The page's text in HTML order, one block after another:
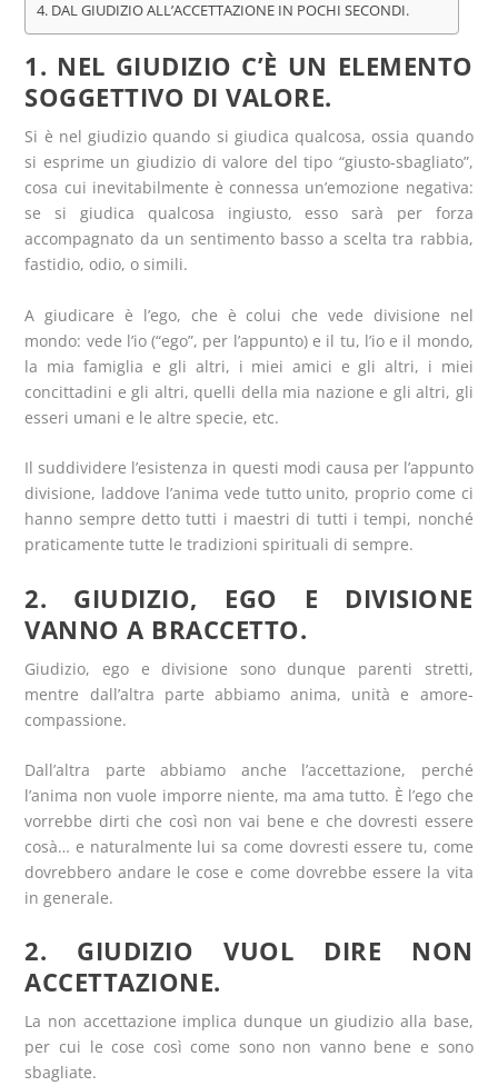
4. DAL GIUDIZIO ALL’ACCETTAZIONE IN POCHI SECONDI.
1. NEL GIUDIZIO C’È UN ELEMENTO
SOGGETTIVO DI VALORE.
Si è nel giudizio quando si giudica qualcosa, ossia quando
si esprime un giudizio di valore del tipo “giusto-sbagliato”,
cosa cui inevitabilmente è connessa un’emozione negativa:
se si giudica qualcosa ingiusto, esso sarà per forza
accompagnato da un sentimento basso a scelta tra rabbia,
fastidio, odio, o simili.
A giudicare è l’ego, che è colui che vede divisione nel
mondo: vede l’io (“ego”, per l’appunto) e il tu, l’io e il mondo,
la mia famiglia e gli altri, i miei amici e gli altri, i miei
concittadini e gli altri, quelli della mia nazione e gli altri, gli
esseri umani e le altre specie, etc.
Il suddividere l’esistenza in questi modi causa per l’appunto
divisione, laddove l’anima vede tutto unito, proprio come ci
hanno sempre detto tutti i maestri di tutti i tempi, nonché
praticamente tutte le tradizioni spirituali di sempre.
2. GIUDIZIO, EGO E DIVISIONE
VANNO A BRACCETTO.
Giudizio, ego e divisione sono dunque parenti stretti,
mentre dall’altra parte abbiamo anima, unità e amore-
compassione.
Dall’altra parte abbiamo anche l’accettazione, perché
l’anima non vuole imporre niente, ma ama tutto. È l’ego che
vorrebbe dirti che così non vai bene e che dovresti essere
cosà… e naturalmente lui sa come dovresti essere tu, come
dovrebbero andare le cose e come dovrebbe essere la vita
in generale.
2. GIUDIZIO VUOL DIRE NON
ACCETTAZIONE.
La non accettazione implica dunque un giudizio alla base,
per cui le cose così come sono non vanno bene e sono
sbagliate.